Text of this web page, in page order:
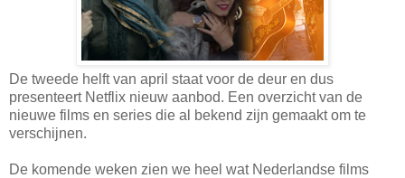
De tweede helft van april staat voor de deur en dus
presenteert Netflix nieuw aanbod. Een overzicht van de
nieuwe films en series die al bekend zijn gemaakt om te
verschijnen.
De komende weken zien we heel wat Nederlandse films